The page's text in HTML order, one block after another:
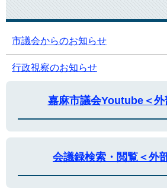
市議会からのお知らせ
行政視察のお知らせ
嘉麻市議会Youtube＜外
会議録検索・閲覧＜外